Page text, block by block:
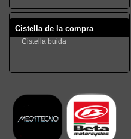
Cistella de la compra
Cistella buida